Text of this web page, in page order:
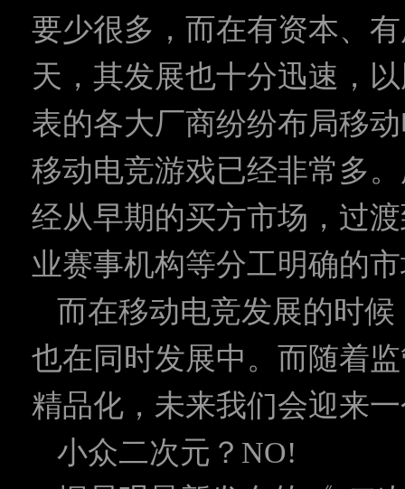
要少很多，而在有资本、
天，其发展也十分迅速，
表的各大厂商纷纷布局移
移动电竞游戏已经非常多
经从早期的买方市场，过
业赛事机构等分工明确的
而在移动电竞发展的时
也在同时发展中。而随着
精品化，未来我们会迎来
小众二次元？NO!